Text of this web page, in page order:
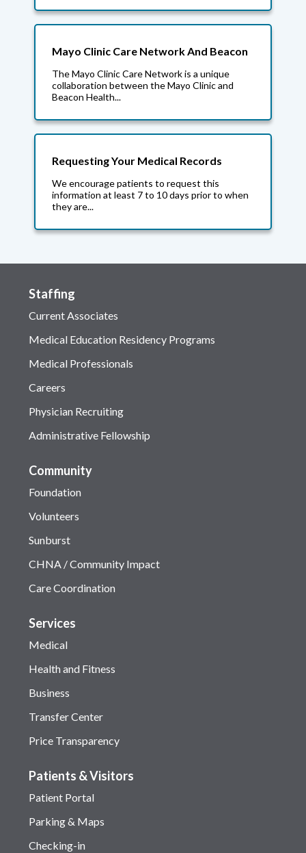
Mayo Clinic Care Network And Beacon
The Mayo Clinic Care Network is a unique
collaboration between the Mayo Clinic and
Beacon Health...
Requesting Your Medical Records
We encourage patients to request this
information at least 7 to 10 days prior to when
they are...
Staffing
Current Associates
Medical Education Residency Programs
Medical Professionals
Careers
Physician Recruiting
Administrative Fellowship
Community
Foundation
Volunteers
Sunburst
CHNA / Community Impact
Care Coordination
Services
Medical
Health and Fitness
Business
Transfer Center
Price Transparency
Patients & Visitors
Patient Portal
Parking & Maps
Checking-in